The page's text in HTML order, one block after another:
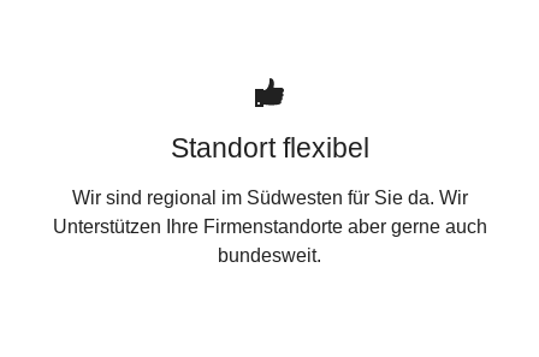
Standort flexibel
Wir sind regional im Südwesten für Sie da. Wir
Unterstützen Ihre Firmenstandorte aber gerne auch
bundesweit.